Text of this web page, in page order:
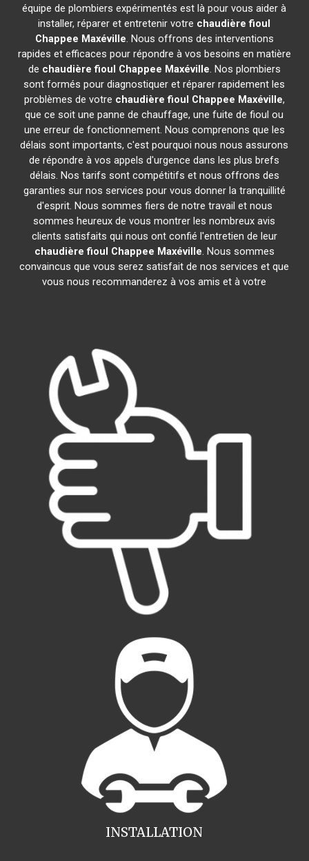
équipe de plombiers expérimentés est là pour vous aider à
installer, réparer et entretenir votre chaudière fioul
Chappee Maxéville. Nous offrons des interventions
rapides et efficaces pour répondre à vos besoins en matière
de chaudière fioul Chappee Maxéville. Nos plombiers
sont formés pour diagnostiquer et réparer rapidement les
problèmes de votre chaudière fioul Chappee Maxéville,
que ce soit une panne de chauffage, une fuite de fioul ou
une erreur de fonctionnement. Nous comprenons que les
délais sont importants, c'est pourquoi nous nous assurons
de répondre à vos appels d'urgence dans les plus brefs
délais. Nos tarifs sont compétitifs et nous offrons des
garanties sur nos services pour vous donner la tranquillité
d'esprit. Nous sommes fiers de notre travail et nous
sommes heureux de vous montrer les nombreux avis
clients satisfaits qui nous ont confié l'entretien de leur
chaudière fioul Chappee Maxéville. Nous sommes
convaincus que vous serez satisfait de nos services et que
vous nous recommanderez à vos amis et à votre
INSTALLATION